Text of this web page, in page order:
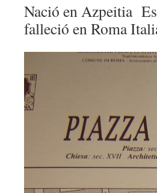
Nació en Azpeitia
falleció en Roma